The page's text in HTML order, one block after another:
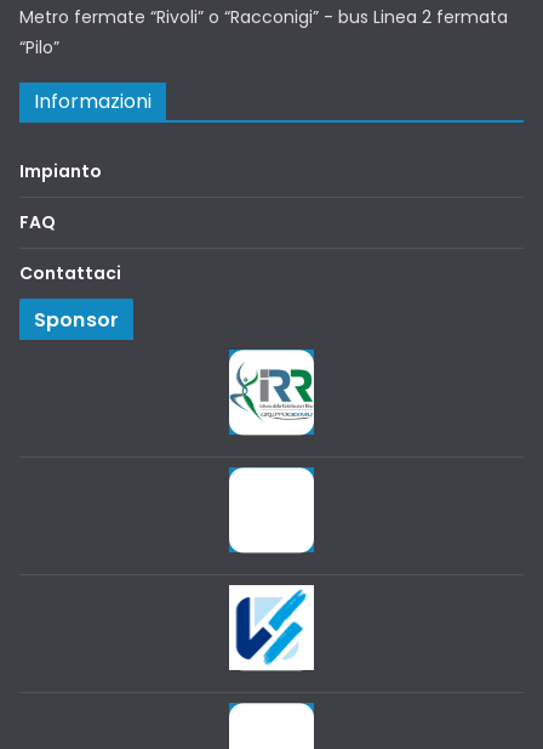
Metro fermate “Rivoli” o “Racconigi” - bus Linea 2 fermata
“Pilo”
Informazioni
Impianto
FAQ
Contattaci
Sponsor